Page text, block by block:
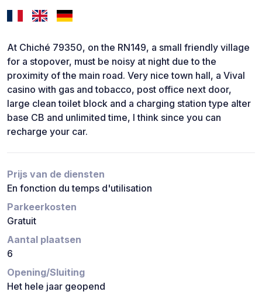
At Chiché 79350, on the RN149, a small friendly village
for a stopover, must be noisy at night due to the
proximity of the main road. Very nice town hall, a Vival
casino with gas and tobacco, post office next door,
large clean toilet block and a charging station type alter
base CB and unlimited time, I think since you can
recharge your car.
Prijs van de diensten
En fonction du temps d'utilisation
Parkeerkosten
Gratuit
Aantal plaatsen
6
Opening/Sluiting
Het hele jaar geopend